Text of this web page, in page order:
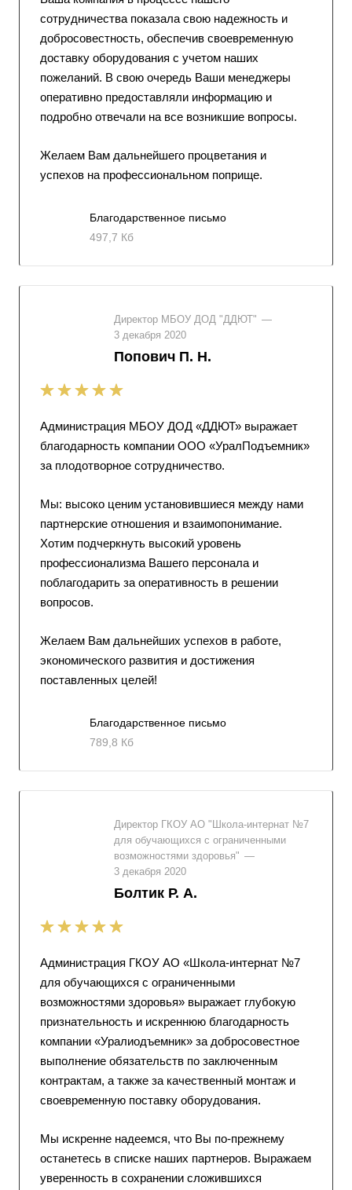
сотрудничества показала свою надежность и
добросовестность, обеспечив своевременную
доставку оборудования с учетом наших
пожеланий. В свою очередь Ваши менеджеры
оперативно предоставляли информацию и
подробно отвечали на все возникшие вопросы.
Желаем Вам дальнейшего процветания и
успехов на профессиональном поприще.
Благодарственное письмо
497,7 Кб
Директор МБОУ ДОД "ДДЮТ" —
3 декабря 2020
Попович П. Н.
Администрация МБОУ ДОД «ДДЮТ» выражает
благодарность компании ООО «УралПодъемник»
за плодотворное сотрудничество.
Мы: высоко ценим установившиеся между нами
партнерские отношения и взаимопонимание.
Хотим подчеркнуть высокий уровень
профессионализма Вашего персонала и
поблагодарить за оперативность в решении
вопросов.
Желаем Вам дальнейших успехов в работе,
экономического развития и достижения
поставленных целей!
Благодарственное письмо
789,8 Кб
Директор ГКОУ АО "Школа-интернат №7
для обучающихся с ограниченными
возможностями здоровья" —
3 декабря 2020
Болтик Р. А.
Администрация ГКОУ АО «Школа-интернат №7
для обучающихся с ограниченными
возможностями здоровья» выражает глубокую
признательность и искреннюю благодарность
компании «Уралиодъемник» за добросовестное
выполнение обязательств по заключенным
контрактам, а также за качественный монтаж и
своевременную поставку оборудования.
Мы искренне надеемся, что Вы по-прежнему
останетесь в списке наших партнеров. Выражаем
уверенность в сохранении сложившихся